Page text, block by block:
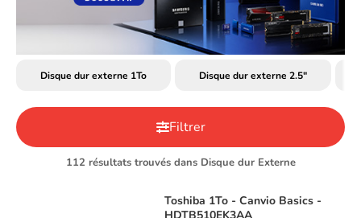
Disque dur externe 1To Disque dur externe 2.5"
112 résultats trouvés dans Disque dur Externe
Filtrer
Toshiba 1To - Canvio Basics -